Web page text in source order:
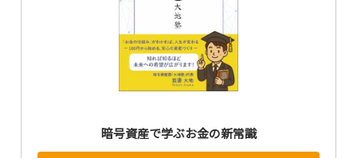
暗号資産で学ぶお金の新常識